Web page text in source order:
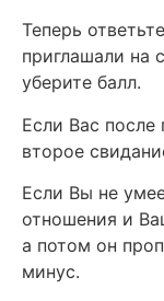
Теперь
приглашали на
уберите балл.
Если Вас после
второе
Если Вы не
отношения и
а потом он
минус.